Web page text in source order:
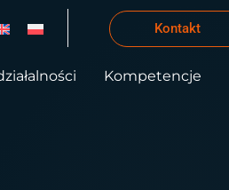
Kontakt
Kompetencje